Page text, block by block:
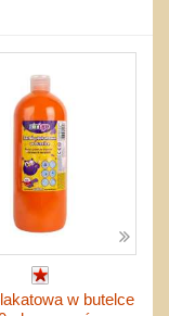
w butelce